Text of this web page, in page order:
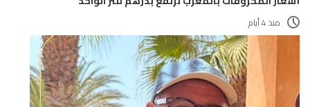
منذ 4 أيام